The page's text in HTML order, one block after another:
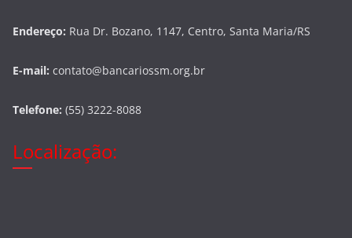
Endereço: Rua Dr. Bozano, 1147, Centro, Santa Maria/RS
E-mail: contato@bancariossm.org.br
Telefone: (55) 3222-8088
Localização: